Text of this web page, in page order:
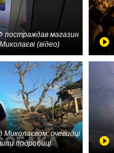
постраждав магазин
(відео)
Миколаєвом: очевидці
подробиці